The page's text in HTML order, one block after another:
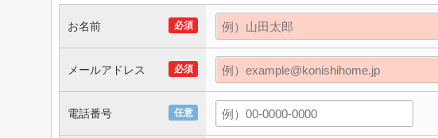
必須
お名前
必須
メールアドレス
任意
電話番号